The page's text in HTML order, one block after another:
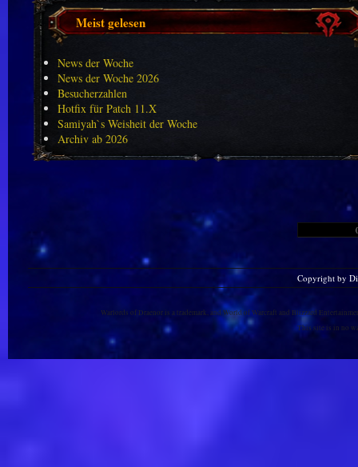
Meist gelesen
News der Woche
News der Woche 2026
Besucherzahlen
Hotfix für Patch 11.X
Samiyah`s Weisheit der Woche
Archiv ab 2026
Copyright by
Warlords of Draenor is a trademark, and World of Warcraft and Blizzard
This site is in no